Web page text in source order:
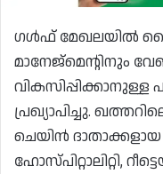
ഗൾഫ് മേഖലയിൽ
മാനേജ്‌മെന്റിനും
പ്രഖ്യാപിച്ചു.
ചെയിൻ
ഹോസ്പിറ്റാലിറ്റി,